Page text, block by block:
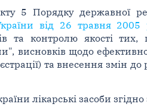
5 Порядку державної
від 26 травня
та контролю якості
щодо
та внесення змін до
лікарські засоби